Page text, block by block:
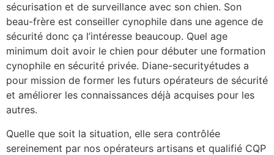
sécurisation et de surveillance avec son chien. Son
beau-frère est conseiller cynophile dans une agence de
sécurité donc ça l’intéresse beaucoup. Quel age
minimum doit avoir le chien pour débuter une formation
cynophile en sécurité privée. Diane-securityétudes a
pour mission de former les futurs opérateurs de sécurité
et améliorer les connaissances déjà acquises pour les
autres.
Quelle que soit la situation, elle sera contrôlée
sereinement par nos opérateurs artisans et qualifié CQP